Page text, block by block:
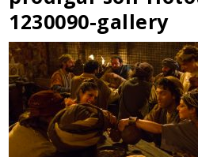
1230090-gallery